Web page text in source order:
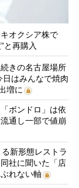
オクシア株で
と再購入
きの名古屋場所
はみんなで焼肉
増に
ボンドロ」は依
通し一部で値崩
新形態レストラ
社に聞いた「店
れない軸